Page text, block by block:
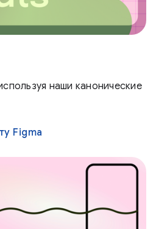
наши канонические
Figma